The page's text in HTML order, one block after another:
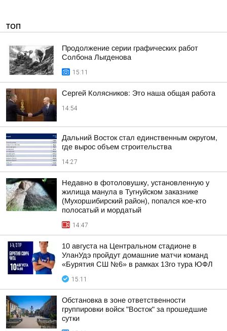
ТОП
Продолжение серии графических работ
Солбона Лыгденова
15:11
Сергей Колясников: Это наша общая работа
14:54
Дальний Восток стал единственным округом,
где вырос объем строительства
14:27
Недавно в фотоловушку, установленную у
жилища манула в Тугнуйском заказнике
(Мухоршибирский район), попался кое-кто
полосатый и мордатый
14:47
10 августа на Центральном стадионе в
УланУдэ пройдут домашние матчи команд
«Бурятия СШ №6» в рамках 13го тура ЮФЛ
15:11
Обстановка в зоне ответственности
группировки войск "Восток" за прошедшие
сутки